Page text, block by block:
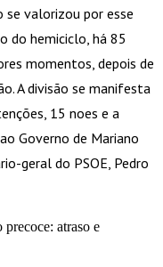
valorizou por esse
do hemiciclo, há 85
momentos, depois de
A divisão se manifesta
15 noes e a
Governo de Mariano
geral do PSOE, Pedro
atraso e